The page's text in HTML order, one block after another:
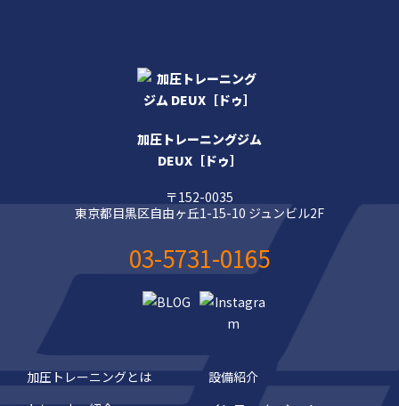
加圧トレーニングジム
DEUX［ドゥ］
〒152-0035
東京都目黒区自由ヶ丘1-15-10 ジュンビル2F
03-5731-0165
加圧トレーニングとは
設備紹介